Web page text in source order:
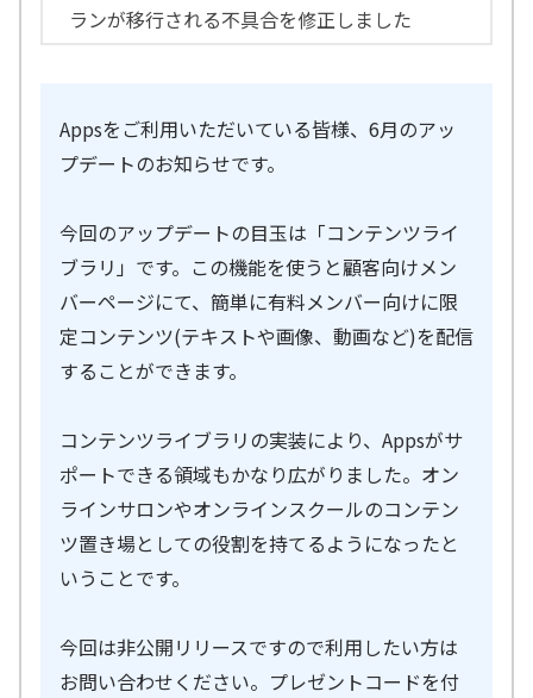
ランが移行される不具合を修正しました
Appsをご利用いただいている皆様、6月のアッ
プデートのお知らせです。
今回のアップデートの目玉は「コンテンツライ
ブラリ」です。この機能を使うと顧客向けメン
バーページにて、簡単に有料メンバー向けに限
定コンテンツ(テキストや画像、動画など)を配信
することができます。
コンテンツライブラリの実装により、Appsがサ
ポートできる領域もかなり広がりました。オン
ラインサロンやオンラインスクールのコンテン
ツ置き場としての役割を持てるようになったと
いうことです。
今回は非公開リリースですので利用したい方は
お問い合わせください。プレゼントコードを付